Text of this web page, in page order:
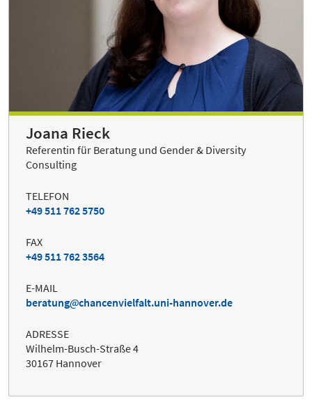
Joana Rieck
Referentin für Beratung und Gender & Diversity
Consulting
TELEFON
+49 511 762 5750
FAX
+49 511 762 3564
E-MAIL
beratung
chancenvielfalt.uni-hannover.de
ADRESSE
Wilhelm-Busch-Straße 4
30167 Hannover